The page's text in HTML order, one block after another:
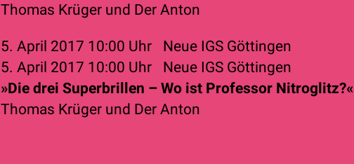
Thomas Krüger und Der Anton
5. April 2017 10:00 Uhr
Neue IGS Göttingen
5. April 2017 10:00 Uhr
Neue IGS Göttingen
»Die drei Superbrillen – Wo ist Professor Nitroglitz?«
Thomas Krüger und Der Anton